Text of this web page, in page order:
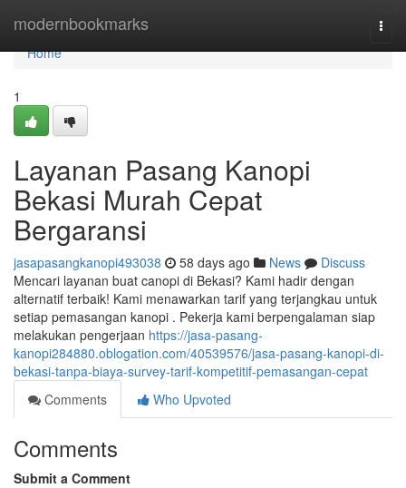
modernbookmarks
Home
Home
1
Layanan Pasang Kanopi
Bekasi Murah Cepat
Bergaransi
jasapasangkanopi493038 58 days ago News
Discuss
Mencari layanan buat canopi di Bekasi? Kami hadir dengan
alternatif terbaik! Kami menawarkan tarif yang terjangkau untuk
setiap pemasangan kanopi . Pekerja kami berpengalaman siap
melakukan pengerjaan https://jasa-pasang-
kanopi284880.oblogation.com/40539576/jasa-pasang-kanopi-di-
bekasi-tanpa-biaya-survey-tarif-kompetitif-pemasangan-cepat
Comments
Who Upvoted
Comments
Submit a Comment